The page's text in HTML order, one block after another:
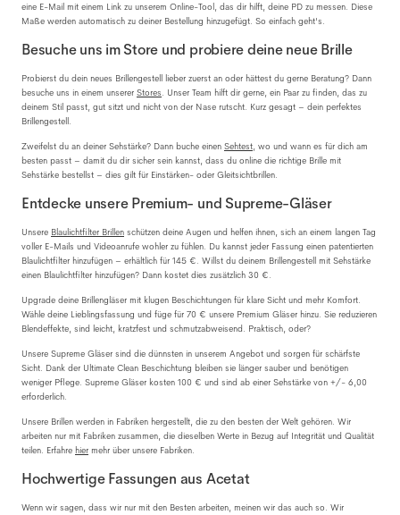
eine E-Mail mit einem Link zu unserem Online-Tool, das dir hilft, deine PD zu messen. Diese
Maße werden automatisch zu deiner Bestellung hinzugefügt. So einfach geht's.
Besuche uns im Store und probiere deine neue Brille
Probierst du dein neues Brillengestell lieber zuerst an oder hättest du gerne Beratung? Dann
besuche uns in einem unserer Stores. Unser Team hilft dir gerne, ein Paar zu finden, das zu
deinem Stil passt, gut sitzt und nicht von der Nase rutscht. Kurz gesagt – dein perfektes
Brillengestell.
Zweifelst du an deiner Sehstärke? Dann buche einen Sehtest, wo und wann es für dich am
besten passt – damit du dir sicher sein kannst, dass du online die richtige Brille mit
Sehstärke bestellst – dies gilt für Einstärken- oder Gleitsichtbrillen.
Entdecke unsere Premium- und Supreme-Gläser
Unsere Blaulichtfilter Brillen schützen deine Augen und helfen ihnen, sich an einem langen Tag
voller E-Mails und Videoanrufe wohler zu fühlen. Du kannst jeder Fassung einen patentierten
Blaulichtfilter hinzufügen – erhältlich für 145 €. Willst du deinem Brillengestell mit Sehstärke
einen Blaulichtfilter hinzufügen? Dann kostet dies zusätzlich 30 €.
Upgrade deine Brillengläser mit klugen Beschichtungen für klare Sicht und mehr Komfort.
Wähle deine Lieblingsfassung und füge für 70 € unsere Premium Gläser hinzu. Sie reduzieren
Blendeffekte, sind leicht, kratzfest und schmutzabweisend. Praktisch, oder?
Unsere Supreme Gläser sind die dünnsten in unserem Angebot und sorgen für schärfste
Sicht. Dank der Ultimate Clean Beschichtung bleiben sie länger sauber und benötigen
weniger Pflege. Supreme Gläser kosten 100 € und sind ab einer Sehstärke von +/- 6,00
erforderlich.
Unsere Brillen werden in Fabriken hergestellt, die zu den besten der Welt gehören. Wir
arbeiten nur mit Fabriken zusammen, die dieselben Werte in Bezug auf Integrität und Qualität
teilen. Erfahre hier mehr über unsere Fabriken.
Hochwertige Fassungen aus Acetat
Wenn wir sagen, dass wir nur mit den Besten arbeiten, meinen wir das auch so. Wir